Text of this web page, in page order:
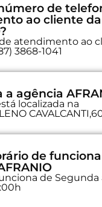
de
ao cliente da
atendimento ao
3868-1041
a agência
localizada na
de
de Segunda